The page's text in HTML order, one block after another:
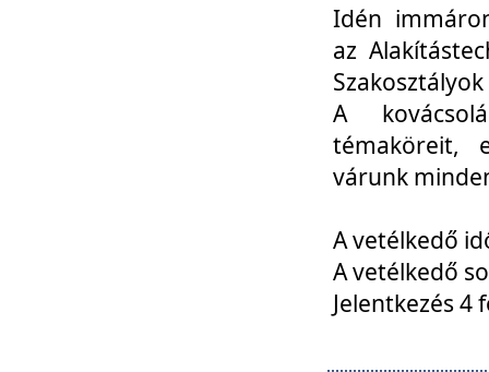
Idén
az
A
témaköreit,
várunk
A vetélkedő
A vetélkedő
Jelentkezés 4